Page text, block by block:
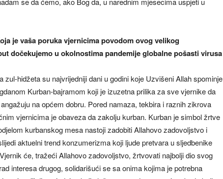
je vaša poruka vjernicima povodom ovog velikog
dočekujemo u okolnostima pandemije globalne pošasti virusa
zul-hidžeta su najvrijedniji dani u godini koje Uzvišeni Allah spominje
Kurban-bajramom koji je izuzetna prilika za sve vjernike da
na općem dobru. Pored namaza, tekbira i raznih zikrova
vjernicima je obaveza da zakolju kurban. Kurban je simbol žrtve
kurbanskog mesa nastoji zadobiti Allahovo zadovoljstvo i
aktuelni trend konzumerizma koji ljude pretvara u sljedbenike
će, tražeći Allahovo zadovoljstvo, žrtvovati najbolji dio svog
interesa drugog, solidarišući se sa onima kojima je potrebna